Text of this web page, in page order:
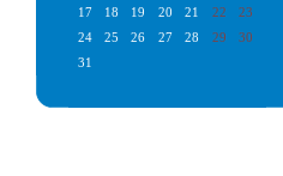
17
18 19 20 21 22
23
24
25 26 27 28 29
30
31